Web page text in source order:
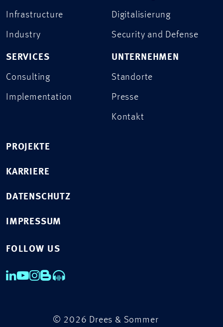
Infrastructure
Industry
SERVICES
Consulting
Implementation
Digitalisierung
Security and Defense
UNTERNEHMEN
Standorte
Presse
Kontakt
PROJEKTE
KARRIERE
DATENSCHUTZ
IMPRESSUM
FOLLOW US
© 2026 Drees & Sommer